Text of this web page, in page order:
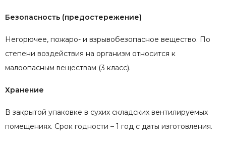
Безопасность (предостережение)
Негорючее, пожаро- и взрывобезопасное вещество. По
степени воздействия на организм относится к
малоопасным веществам (3 класс).
Хранение
В закрытой упаковке в сухих складских вентилируемых
помещениях. Срок годности – 1 год с даты изготовления.